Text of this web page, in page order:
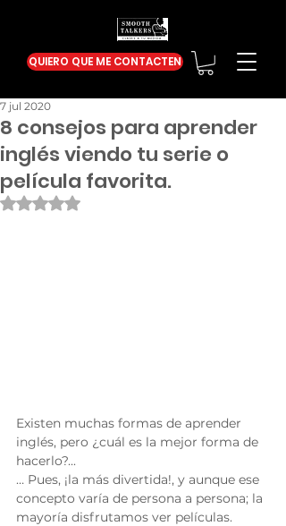
QUIERO QUE ME CONTACTEN
8 consejos para aprender
inglés viendo tu serie o
película favorita.
7 jul 2020
Obtuvo NaN de 5 estrellas.
Existen muchas formas de aprender
inglés, pero ¿cuál es la mejor forma de
hacerlo?...
… Pues, ¡la más divertida!, y aunque ese
concepto varía de persona a persona; la
mayoría disfrutamos ver películas.